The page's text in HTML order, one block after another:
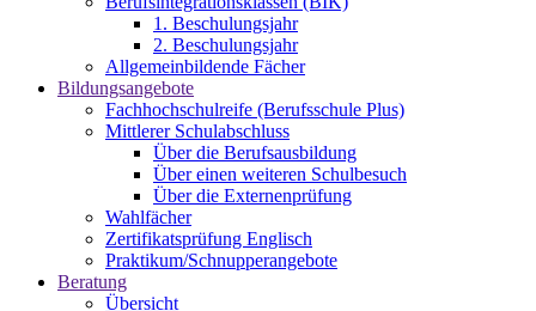
1. Beschulungsjahr
2. Beschulungsjahr
Allgemeinbildende Fächer
Bildungsangebote
Fachhochschulreife (Berufsschule Plus)
Mittlerer Schulabschluss
Über die Berufsausbildung
Über einen weiteren Schulbesuch
Über die Externenprüfung
Wahlfächer
Zertifikatsprüfung Englisch
Praktikum/Schnupperangebote
Beratung
Übersicht